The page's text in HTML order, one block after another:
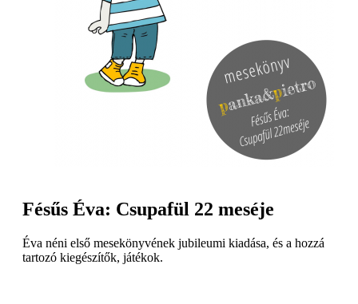
Fésűs Éva: Csupafül 22 meséje
Éva néni első mesekönyvének jubileumi kiadása, és a hozzá
tartozó kiegészítők, játékok.